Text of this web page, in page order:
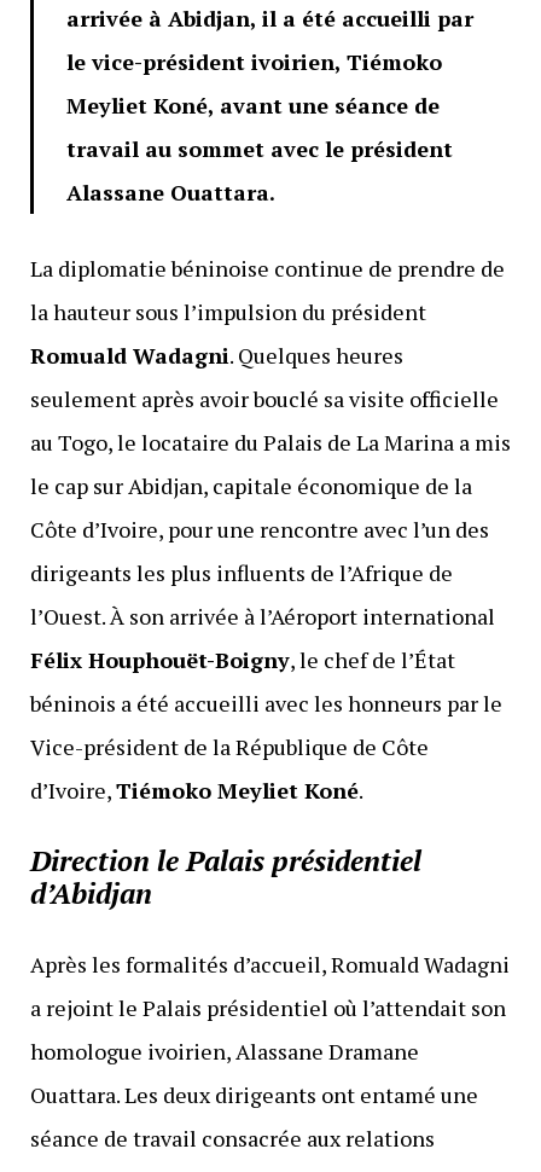
arrivée à Abidjan, il a été accueilli par
le vice-président ivoirien, Tiémoko
Meyliet Koné, avant une séance de
travail au sommet avec le président
Alassane Ouattara.
La diplomatie béninoise continue de prendre de
la hauteur sous l’impulsion du président
Romuald Wadagni. Quelques heures
seulement après avoir bouclé sa visite officielle
au Togo, le locataire du Palais de La Marina a mis
le cap sur Abidjan, capitale économique de la
Côte d’Ivoire, pour une rencontre avec l’un des
dirigeants les plus influents de l’Afrique de
l’Ouest. À son arrivée à l’Aéroport international
Félix Houphouët-Boigny, le chef de l’État
béninois a été accueilli avec les honneurs par le
Vice-président de la République de Côte
d’Ivoire,Tiémoko Meyliet Koné.
Direction le Palais présidentiel
d’Abidjan
Après les formalités d’accueil, Romuald Wadagni
a rejoint le Palais présidentiel où l’attendait son
homologue ivoirien, Alassane Dramane
Ouattara. Les deux dirigeants ont entamé une
séance de travail consacrée aux relations